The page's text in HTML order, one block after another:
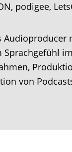
podigee,
Audioproducer
Sprachgefühl
von